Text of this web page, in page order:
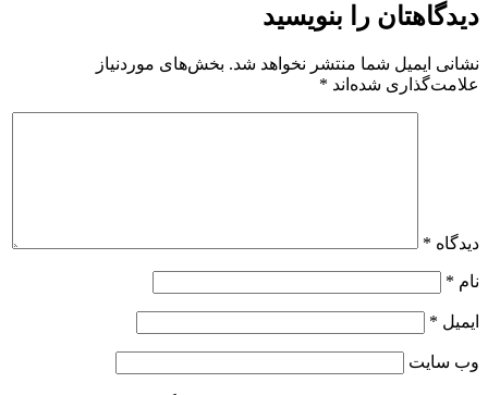
دیدگاهتان را بنویسید
نشانی ایمیل شما منتشر نخواهد شد. بخش‌های موردنیاز
علامت‌گذاری شده‌اند *
دیدگاه *
نام *
ایمیل *
وب‌ سایت